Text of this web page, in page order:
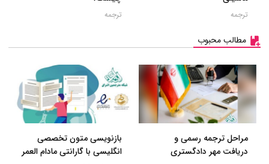
ترجمه ترجمه
مطالب محبوب
مراحل ترجمه رسمی و
دریافت مهر دادگستری
بازنویسی متون تخصصی
انگلیسی با گارانتی مادام العمر